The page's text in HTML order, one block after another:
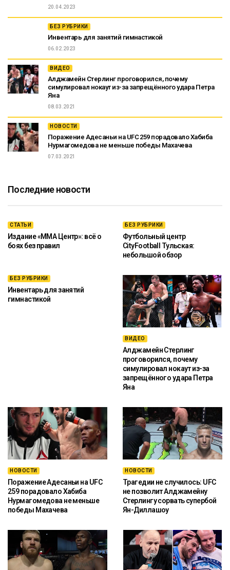
20.04.2023
БЕЗ РУБРИКИ
Инвентарь для занятий гимнастикой
06.02.2023
ВИДЕО
Алджамейн Стерлинг проговорился, почему
симулировал нокаут из-за запрещённого удара Петра
Яна
08.03.2021
НОВОСТИ
Поражение Адесаньи на UFC 259 порадовало Хабиба
Нурмагомедова не меньше победы Махачева
07.03.2021
Последние новости
СТАТЬИ
Издание «ММА Центр»: всё о
боях без правил
БЕЗ РУБРИКИ
Футбольный центр
CityFootball Тульская:
небольшой обзор
БЕЗ РУБРИКИ
Инвентарь для занятий
гимнастикой
ВИДЕО
Алджамейн Стерлинг
проговорился, почему
симулировал нокаут из-за
запрещённого удара Петра
Яна
НОВОСТИ
Поражение Адесаньи на UFC
259 порадовало Хабиба
Нурмагомедова не меньше
победы Махачева
НОВОСТИ
Трагедии не случилось: UFC
не позволит Алджамейну
Стерлингу сорвать супербой
Ян-Диллашоу